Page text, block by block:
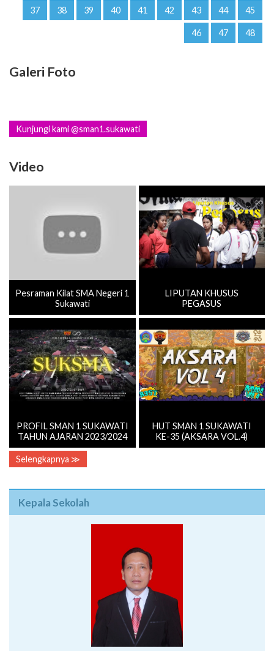
37 38 39 40 41 42 43 44 45
46 47 48
Galeri Foto
Kunjungi kami @sman1.sukawati
Video
Pesraman Kilat SMA Negeri 1
Sukawati
LIPUTAN KHUSUS
PEGASUS
PROFIL SMAN 1 SUKAWATI
TAHUN AJARAN 2023/2024
HUT SMAN 1 SUKAWATI
KE-35 (AKSARA VOL.4)
Selengkapnya ≫
Kepala Sekolah